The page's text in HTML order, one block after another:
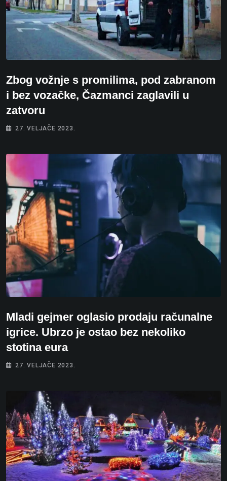
Zbog vožnje s promilima, pod zabranom
i bez vozačke, Čazmanci zaglavili u
zatvoru
27. VELJAČE 2023.
Mladi gejmer oglasio prodaju računalne
igrice. Ubrzo je ostao bez nekoliko
stotina eura
27. VELJAČE 2023.